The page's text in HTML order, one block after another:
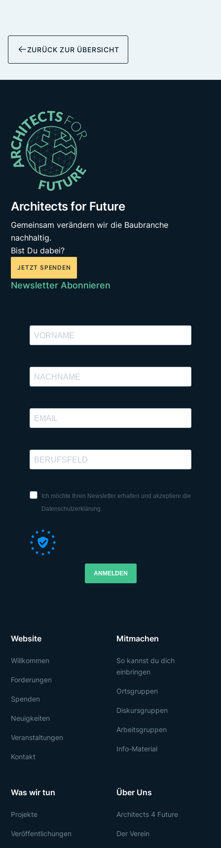
ZURÜCK ZUR ÜBERSICHT
Architects for Future
Gemeinsam verändern wir die Baubranche
nachhaltig.
Bist Du dabei?
JETZT SPENDEN
Newsletter Abonnieren
Ich möchte Ihren Newsletter erhalten und akzeptiere die
Datenschutzerklärung.
ANMELDEN
Website
Willkommen
Forderungen
Spenden
Neuigkeiten
Veranstaltungen
Kontakt
Mitmachen
So kannst du dich
einbringen
Ortsgruppen
Diskursgruppen
Arbeitsgruppen
Info-Material
Was wir tun
Projekte
Veröffentlichungen
Über Uns
Architects 4 Future
Der Verein